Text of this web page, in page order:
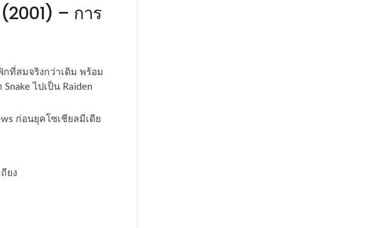
– การ
กที่สมจริงกว่าเดิม พร้อม
ไปเป็น Raiden
ก่อนยุคโซเชียลมีเดีย
ยง